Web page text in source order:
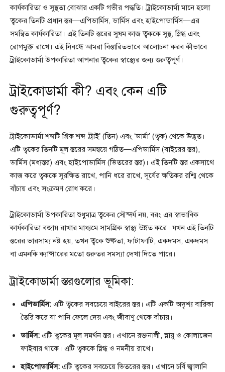
কার্যকারিতা ও সুস্থতা বোঝার একটি গভীর পদ্ধতি। ট্রাইকোডার্মা মানে হলো
ত্বকের তিনটি প্রধান স্তর—এপিডার্মিস, ডার্মিস এবং হাইপোডার্মিস—এর
সমন্বিত কার্যকারিতা। এই তিনটি স্তরের সুষম কাজ ত্বককে সুস্থ, স্নিগ্ধ এবং
রোগমুক্ত রাখে। এই নিবন্ধে আমরা বিস্তারিতভাবে আলোচনা করব কীভাবে
ট্রাইকোডার্মা উপকারিতা আপনার ত্বকের স্বাস্থ্যের জন্য গুরুত্বপূর্ণ।
ট্রাইকোডার্মা কী? এবং কেন এটি
গুরুত্বপূর্ণ?
ট্রাইকোডার্মা শব্দটি গ্রিক শব্দ ‘ট্রাই’ (তিন) এবং ‘ডার্মা’ (ত্বক) থেকে উদ্ভূত।
এটি ত্বকের তিনটি মূল স্তরের সমন্বয়ে গঠিত—এপিডার্মিস (বাইরের স্তর),
ডার্মিস (মধ্যস্তর) এবং হাইপোডার্মিস (ভিতরের স্তর)। এই তিনটি স্তর একসাথে
কাজ করে ত্বককে সুরক্ষিত রাখে, পানি ধরে রাখে, সূর্যের ক্ষতিকর রশ্মি থেকে
বাঁচায় এবং সংক্রমণ রোধ করে।
ট্রাইকোডার্মা উপকারিতা শুধুমাত্র ত্বকের সৌন্দর্য নয়, বরং এর স্বাভাবিক
কার্যকারিতা বজায় রাখার মাধ্যমে সামগ্রিক স্বাস্থ্য উন্নত করে। যখন এই তিনটি
স্তরের ভারসাম্য নষ্ট হয়, তখন ত্বকে শুষ্কতা, ফাটাফাটি, একদমস, একদমস
বা এমনকি ক্যান্সারের মতো গুরুতর সমস্যা দেখা দিতে পারে।
ট্রাইকোডার্মা স্তরগুলোর ভূমিকা:
এপিডার্মিস: এটি ত্বকের সবচেয়ে বাইরের স্তর। এটি একটি অদৃশ্য বারিকা
তৈরি করে যা পানি ফেলে দেয় এবং জীবাণু থেকে বাঁচায়।
ডার্মিস: এটি ত্বকের মূল সমর্থন স্তর। এখানে রক্তনালী, স্নায়ু ও কোলাজেন
ফাইবার থাকে। এটি ত্বককে স্নিগ্ধ ও নমনীয় রাখে।
হাইপোডার্মিস: এটি ত্বকের সবচেয়ে ভিতরের স্তর। এখানে চর্বি জ্বালানি